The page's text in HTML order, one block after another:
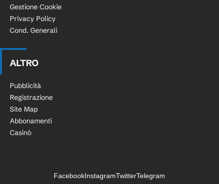
Gestione Cookie
Privacy Policy
Cond. Generali
ALTRO
Pubblicità
Registrazione
Site Map
Abbonamenti
Casinò
FacebookInstagramTwitterTelegram